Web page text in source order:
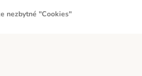
nezbytné "Cookies"